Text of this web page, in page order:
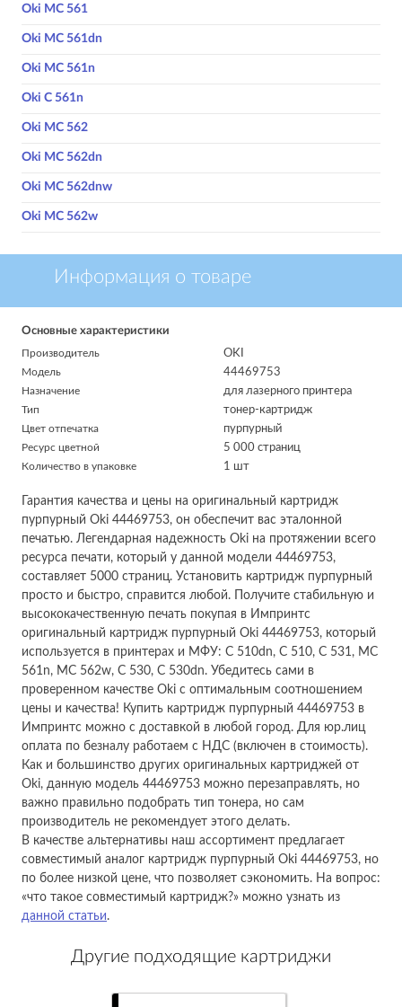
Oki MC 561
Oki MC 561dn
Oki MC 561n
Oki C 561n
Oki MC 562
Oki MC 562dn
Oki MC 562dnw
Oki MC 562w
Информация о товаре
Основные характеристики
OKI
Производитель
44469753
Модель
для лазерного принтера
Назначение
тонер-картридж
Тип
пурпурный
Цвет отпечатка
5 000 страниц
Ресурс цветной
1 шт
Количество в упаковке
Гарантия качества и цены на оригинальный картридж
пурпурный Oki 44469753, он обеспечит вас эталонной
печатью. Легендарная надежность Oki на протяжении всего
ресурса печати, который у данной модели 44469753,
составляет 5000 страниц. Установить картридж пурпурный
просто и быстро, справится любой. Получите стабильную и
высококачественную печать покупая в Импринтс
оригинальный картридж пурпурный Oki 44469753, который
используется в принтерах и МФУ: C 510dn, C 510, C 531, MC
561n, MC 562w, C 530, C 530dn. Убедитесь сами в
проверенном качестве Oki с оптимальным соотношением
цены и качества! Купить картридж пурпурный 44469753 в
Импринтс можно с доставкой в любой город. Для юр.лиц
оплата по безналу работаем с НДС (включен в стоимость).
Как и большинство других оригинальных картриджей от
Oki, данную модель 44469753 можно перезаправлять, но
важно правильно подобрать тип тонера, но сам
производитель не рекомендует этого делать.
В качестве альтернативы наш ассортимент предлагает
совместимый аналог картридж пурпурный Oki 44469753, но
по более низкой цене, что позволяет сэкономить. На вопрос:
«что такое совместимый картридж?» можно узнать из
данной статьи.
Другие подходящие картриджи